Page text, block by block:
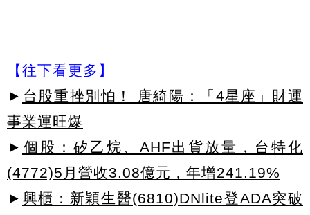
【往下看更多】
► 台股重挫別怕！ 唐綺陽：「4星座」財運
事業運旺爆
► 個股：矽乙烷、AHF出貨放量，台特化
(4772)5月營收3.08億元，年增241.19%
► 興櫃：新穎生醫(6810)DNlite登ADA突破